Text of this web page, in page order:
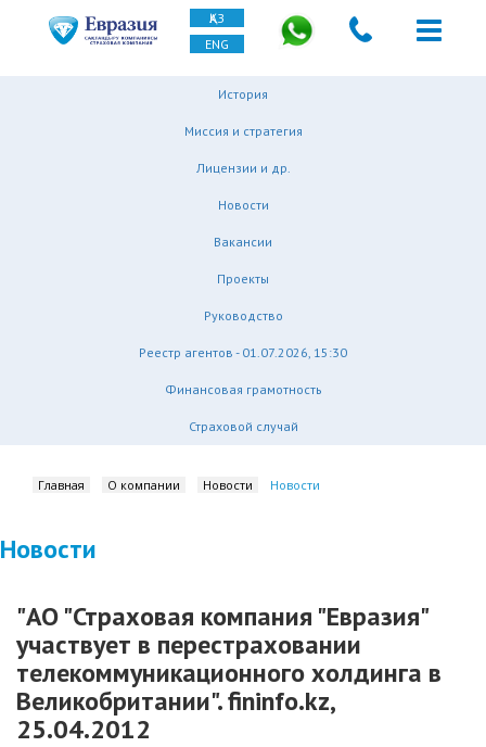
ҚАЗ
ENG
История
Миссия и стратегия
Лицензии и др.
Новости
Вакансии
Проекты
Руководство
Реестр агентов - 01.07.2026, 15:30
Финансовая грамотность
Страховой случай
Главная О компании Новости Новости
Новости
"АО "Страховая компания "Евразия"
участвует в перестраховании
телекоммуникационного холдинга в
Великобритании". fininfo.kz,
25.04.2012